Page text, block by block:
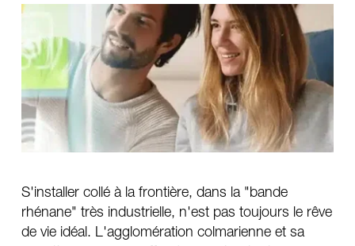
S'installer collé à la frontière, dans la "bande
rhénane" très industrielle, n'est pas toujours le rêve
de vie idéal. L'agglomération colmarienne et sa